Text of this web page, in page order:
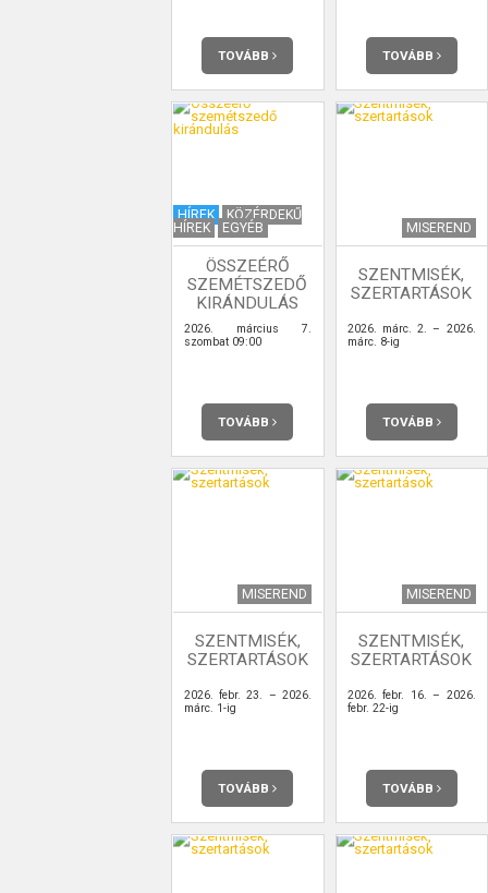
TOVÁBB TOVÁBB
HÍREK
KÖZÉRDEKŰ
HÍREK
EGYÉB
ÖSSZEÉRŐ
SZEMÉTSZEDŐ
KIRÁNDULÁS
2026. március 7.
szombat 09:00
TOVÁBB
MISEREND
SZENTMISÉK,
SZERTARTÁSOK
2026. márc. 2. – 2026.
márc. 8-ig
TOVÁBB
MISEREND
SZENTMISÉK,
SZERTARTÁSOK
2026. febr. 23. – 2026.
márc. 1-ig
TOVÁBB
MISEREND
SZENTMISÉK,
SZERTARTÁSOK
2026. febr. 16. – 2026.
febr. 22-ig
TOVÁBB